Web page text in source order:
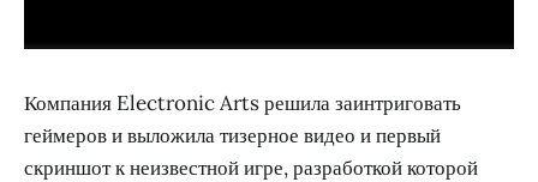
Компания Electronic Arts решила заинтриговать
геймеров и выложила тизерное видео и первый
скриншот к неизвестной игре, разработкой которой